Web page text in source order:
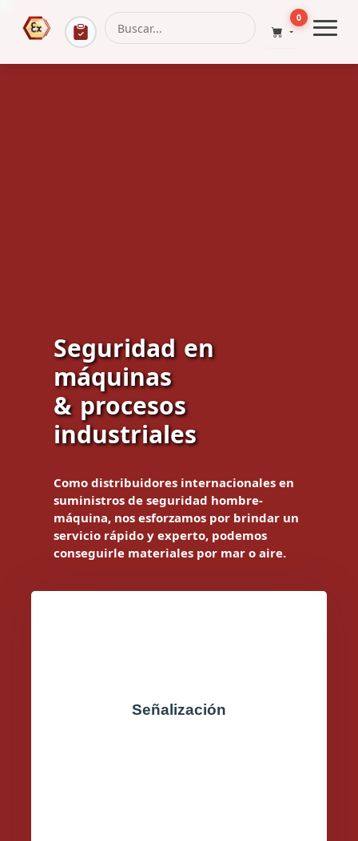
0
Seguridad en
máquinas
& procesos
industriales
Como distribuidores internacionales en
suministros de seguridad hombre-
máquina, nos esforzamos por brindar un
servicio rápido y experto, podemos
conseguirle materiales por mar o aire.
Señalización